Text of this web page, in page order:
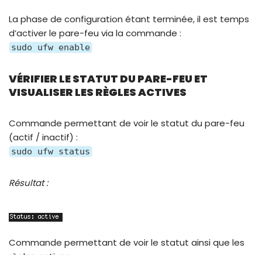
La phase de configuration étant terminée, il est temps
d’activer le pare-feu via la commande :
sudo ufw enable
VÉRIFIER LE STATUT DU PARE-FEU ET
VISUALISER LES RÈGLES ACTIVES
Commande permettant de voir le statut du pare-feu
(actif / inactif) :
sudo ufw status
Résultat :
Commande permettant de voir le statut ainsi que les